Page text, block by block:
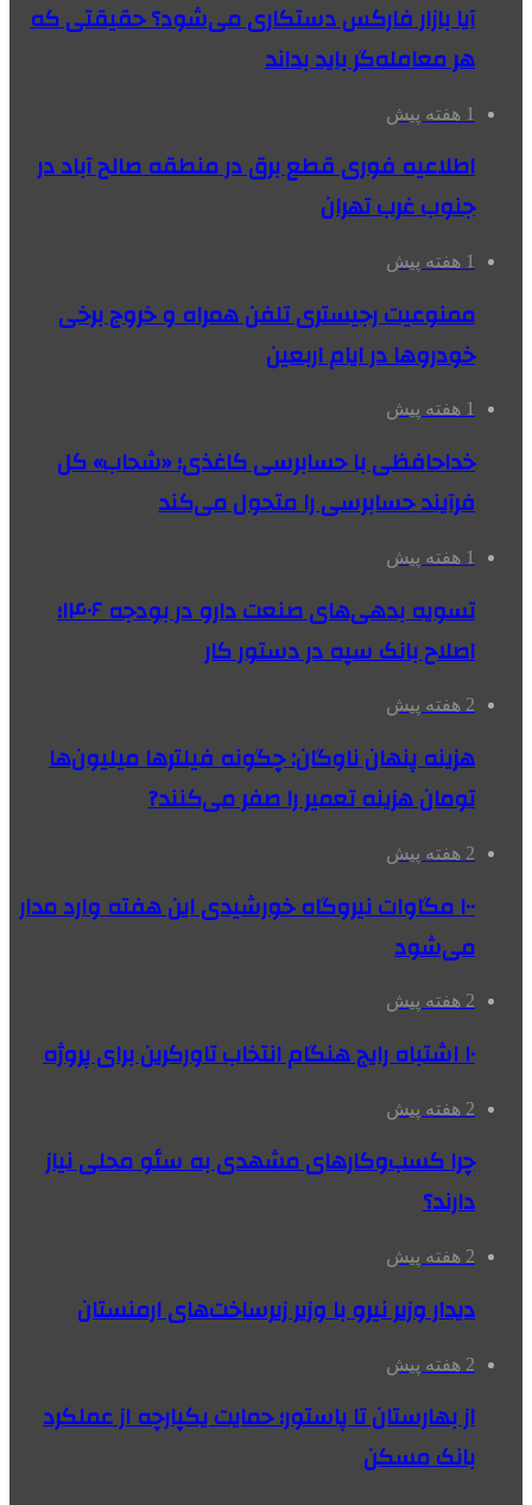
آیا بازار فارکس دستکاری می‌شود؟ حقیقتی که
هر معامله‌گر باید بداند
1 هفته پیش
اطلاعیه فوری قطع برق در منطقه صالح آباد در
جنوب غرب تهران
1 هفته پیش
ممنوعیت رجیستری تلفن همراه و خروج برخی
خودروها در ایام اربعین
1 هفته پیش
خداحافظی با حسابرسی کاغذی؛ «شحاب» کل
فرآیند حسابرسی را متحول می‌کند
1 هفته پیش
تسویه بدهی‌های صنعت دارو در بودجه ۱۴۰۶؛
اصلاح بانک سپه در دستور کار
2 هفته پیش
هزینه پنهان ناوگان: چگونه فیلترها میلیون‌ها
تومان هزینه تعمیر را صفر می‌کنند?
2 هفته پیش
۱۰۰ مگاوات نیروگاه‌ خورشیدی این هفته وارد مدار
می‌شود
2 هفته پیش
۱۰ اشتباه رایج هنگام انتخاب تاورکرین برای پروژه
2 هفته پیش
چرا کسب‌وکارهای مشهدی به سئو محلی نیاز
دارند؟
2 هفته پیش
دیدار وزیر نیرو با وزیر زیرساخت‌های ارمنستان
2 هفته پیش
از بهارستان تا پاستور؛ حمایت یکپارچه از عملکرد
بانک مسکن